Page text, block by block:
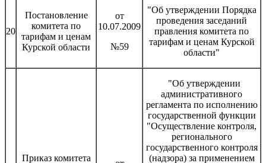
20
Постановление
комитета по
тарифам и ценам
Курской области
от
10.07.2009
№59
"Об утверждении Порядка
проведения заседаний
правления комитета по
тарифам и ценам Курской
области"
Приказ комитета
"Об утверждении
административного
регламента по исполнению
государственной функции
"Осуществление контроля,
регионального
государственного контроля
(надзора) за применением